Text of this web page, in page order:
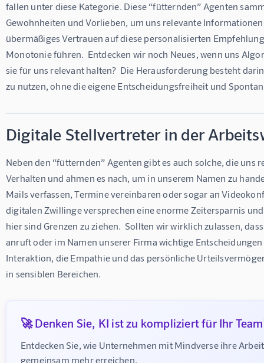
fallen unter diese Kategorie. Diese “fütternden” Agenten
Gewohnheiten und Vorlieben, um uns relevante
übermäßiges Vertrauen auf diese personalisierten
Monotonie führen.  Entdecken wir noch Neues, wenn uns
sie für uns relevant halten?  Die Herausforderung besteht
zu nutzen, ohne die eigene Entscheidungsfreiheit und
Digitale Stellvertreter in der
Neben den “fütternden” Agenten gibt es auch solche, die uns
Verhalten und ahmen es nach, um in unserem Namen zu
Mails verfassen, Termine vereinbaren oder sogar an
digitalen Zwillinge versprechen eine enorme Zeitersparnis
hier sind Grenzen zu ziehen.  Sollten wir wirklich zulassen,
anruft oder im Namen unserer Firma wichtige
Interaktion, die Empathie und das persönliche
in sensiblen Bereichen.
🚀 Denken Sie, KI ist zu kompliziert für Ihr
Entdecken Sie, wie Unternehmen mit Mindverse ihre
gemeinsam mehr erreichen.